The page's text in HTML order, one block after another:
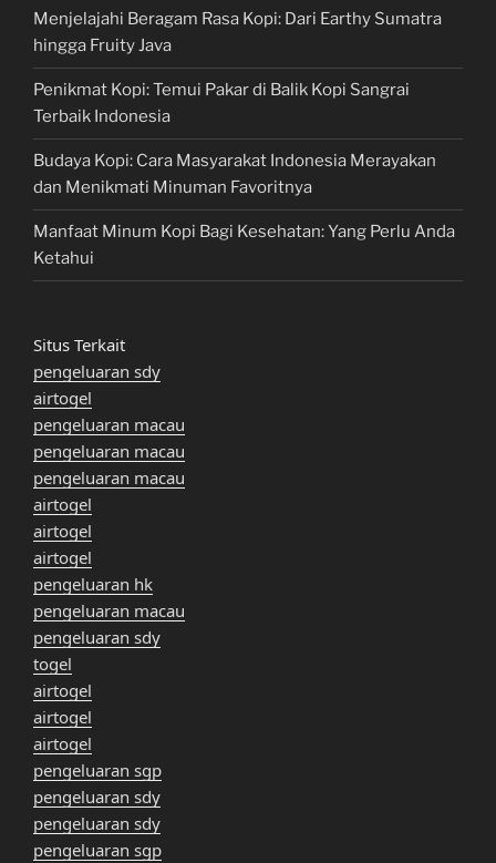
Menjelajahi Beragam Rasa Kopi: Dari Earthy Sumatra
hingga Fruity Java
Penikmat Kopi: Temui Pakar di Balik Kopi Sangrai
Terbaik Indonesia
Budaya Kopi: Cara Masyarakat Indonesia Merayakan
dan Menikmati Minuman Favoritnya
Manfaat Minum Kopi Bagi Kesehatan: Yang Perlu Anda
Ketahui
Situs Terkait
pengeluaran sdy
airtogel
pengeluaran macau
pengeluaran macau
pengeluaran macau
airtogel
airtogel
airtogel
pengeluaran hk
pengeluaran macau
pengeluaran sdy
togel
airtogel
airtogel
airtogel
pengeluaran sgp
pengeluaran sdy
pengeluaran sdy
pengeluaran sgp